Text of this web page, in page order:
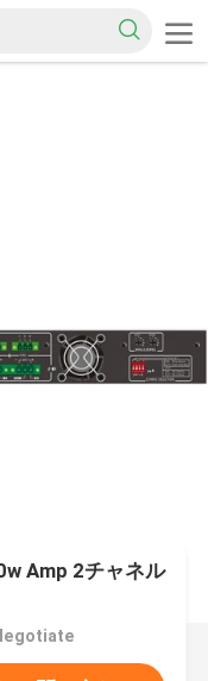
Amp 2チャネル